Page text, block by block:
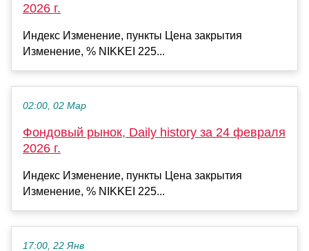
2026 г.
Индекс Изменение, пункты Цена закрытия
Изменение, % NIKKEI 225...
02:00, 02 Мар
Фондовый рынок, Daily history за 24 февраля
2026 г.
Индекс Изменение, пункты Цена закрытия
Изменение, % NIKKEI 225...
17:00, 22 Янв